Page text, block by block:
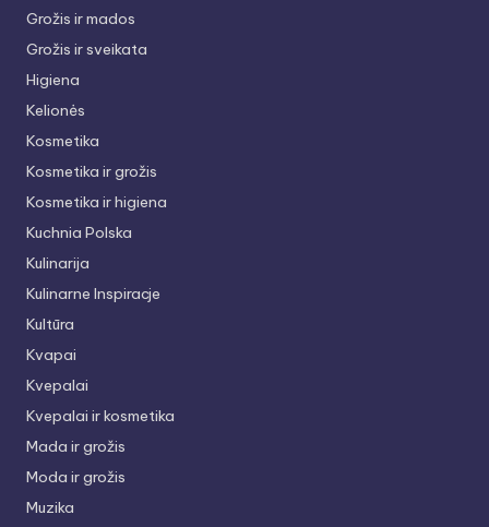
Grožis ir mados
Grožis ir sveikata
Higiena
Kelionės
Kosmetika
Kosmetika ir grožis
Kosmetika ir higiena
Kuchnia Polska
Kulinarija
Kulinarne Inspiracje
Kultūra
Kvapai
Kvepalai
Kvepalai ir kosmetika
Mada ir grožis
Moda ir grožis
Muzika